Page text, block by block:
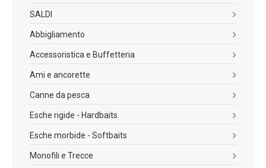
SALDI
Abbigliamento
Accessoristica e Buffetteria
Ami e ancorette
Canne da pesca
Esche rigide - Hardbaits
Esche morbide - Softbaits
Monofili e Trecce